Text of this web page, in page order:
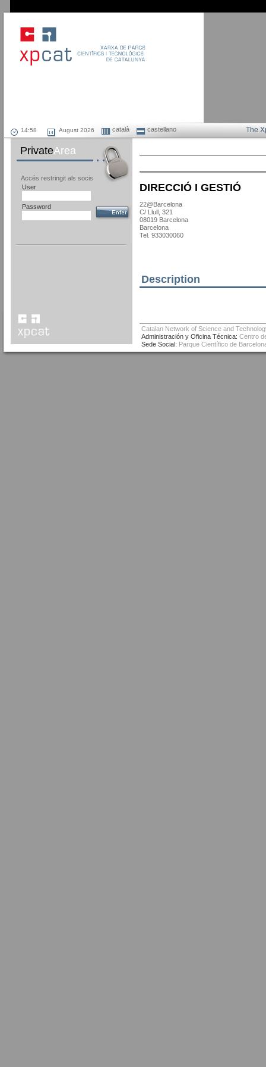
August 2026 català castellano The
PrivateArea
Accés restringit als socis
User
Password
DIRECCIÓ I GESTIÓ
22@Barcelona
C/ Llull, 321
08019 Barcelona
Barcelona
Tel. 933030060
Description
Catalan Network of Science and
Administración y Oficina Técnica: Centro
Sede Social: Parque Científico de